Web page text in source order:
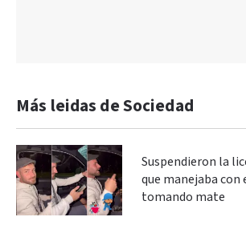
Más leidas de Sociedad
Suspendieron la
que manejaba con
tomando mate